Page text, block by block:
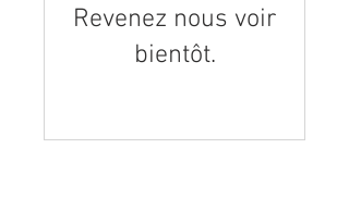
Revenez nous voir
bientôt.